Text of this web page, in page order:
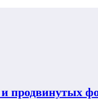
продвинутых